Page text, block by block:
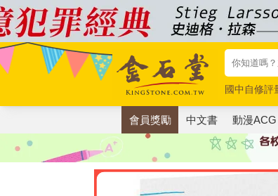
國中自修評
唯紅花綻放
會員獎勵 中文書 動漫ACG